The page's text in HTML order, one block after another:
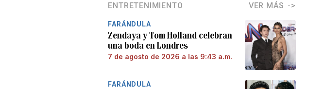
ENTRETENIMIENTO VER MÁS
FARÁNDULA
Zendaya y Tom Holland celebran
una boda en Londres
7 de agosto de 2026 a las 9:43 a.m.
FARÁNDULA